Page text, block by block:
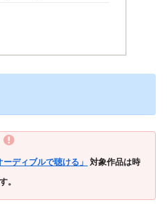
ーディブルで聴ける」
対象作品は時
。